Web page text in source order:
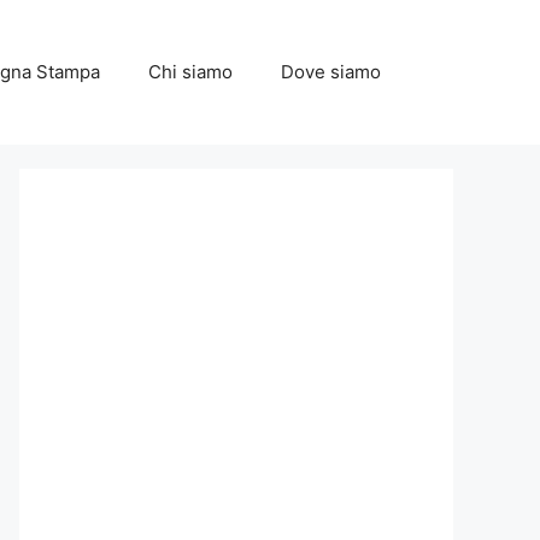
Stampa Chi siamo Dove siamo